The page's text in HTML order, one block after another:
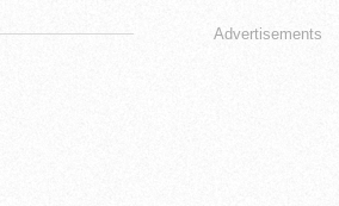
Advertisements